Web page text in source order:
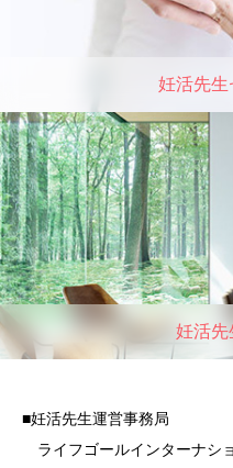
妊活先生
妊活先
■妊活先生運営事務局
ライフゴールインターナシ